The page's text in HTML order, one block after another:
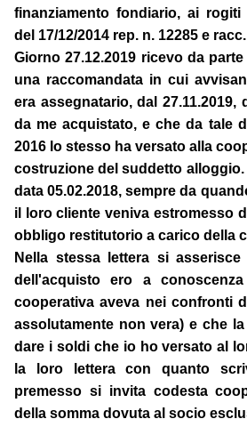
finanziamento fondiario, ai rogiti
del 17/12/2014 rep. n. 12285 e
Giorno 27.12.2019 ricevo da
una raccomandata in cui
era assegnatario, dal
da me acquistato, e che da tale
2016 lo stesso ha versato alla
costruzione del suddetto
data 05.02.2018, sempre da
il loro cliente veniva estromesso
obbligo restitutorio a carico della
Nella stessa lettera si
dell'acquisto ero a
cooperativa aveva nei confronti
assolutamente non vera) e che
dare i soldi che io ho versato al
la loro lettera con quanto
premesso si invita codesta
della somma dovuta al socio